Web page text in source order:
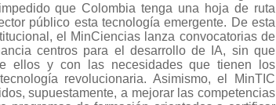
que Colombia tenga una hoja de ruta
público esta tecnología emergente. De esta
el MinCiencias lanza convocatorias de
centros para el desarrollo de IA, sin que
ellos y con las necesidades que tienen los
revolucionaria. Asimismo, el MinTIC
supuestamente, a mejorar las competencias